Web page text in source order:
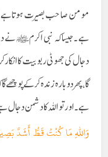
مومن صاحب بصیرت ہوتا ہے
ہے ۔جیساکہ نبی اکرمﷺ نے
دجال کی جھوٹی ربوبیت کا
گا ،پھر دوبارہ زندہ کرکے
ہے ۔اور تو اللہ کا دشمن دجال
وَاللهِ مَا كُنْتُ قَطُّ أَشَدَّ